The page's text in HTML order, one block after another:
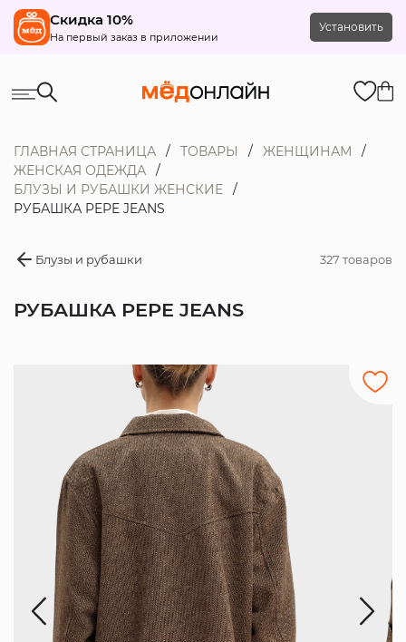
Скидка 10%
На первый заказ в приложении
Установить
ГЛАВНАЯ СТРАНИЦА ТОВАРЫ
ЖЕНЩИНАМ
ЖЕНСКАЯ ОДЕЖДА
БЛУЗЫ И РУБАШКИ ЖЕНСКИЕ
РУБАШКА PEPE JEANS
Блузы и рубашки 327 товаров
РУБАШКА PEPE JEANS